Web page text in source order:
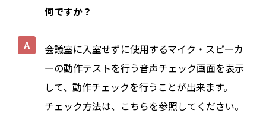
何ですか？
会議室に入室せずに使用するマイク・スピーカ
ーの動作テストを行う音声チェック画面を表示
して、動作チェックを行うことが出来ます。
チェック方法は、こちらを参照してください。